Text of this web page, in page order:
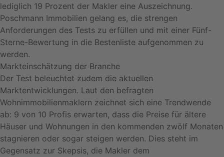
lediglich 19 Prozent der Makler eine Auszeichnung.
Poschmann Immobilien gelang es, die strengen
Anforderungen des Tests zu erfüllen und mit einer Fünf-
Sterne-Bewertung in die Bestenliste aufgenommen zu
werden.
Markteinschätzung der Branche
Der Test beleuchtet zudem die aktuellen
Marktentwicklungen. Laut den befragten
Wohnimmobilienmaklern zeichnet sich eine Trendwende
ab: 9 von 10 Profis erwarten, dass die Preise für ältere
Häuser und Wohnungen in den kommenden zwölf Monaten
stagnieren oder sogar steigen werden. Dies steht im
Gegensatz zur Skepsis, die Makler dem